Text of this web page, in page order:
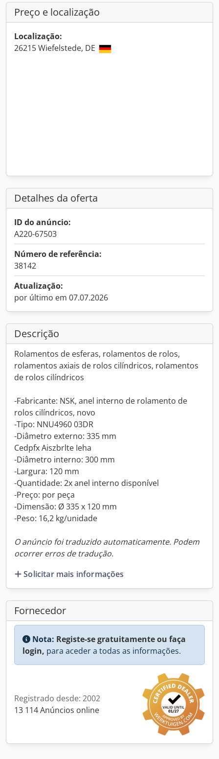
Preço e localização
Localização:
26215 Wiefelstede, DE
Detalhes da oferta
ID do anúncio:
A220-67503
Número de referência:
38142
Atualização:
por último em 07.07.2026
Descrição
Rolamentos de esferas, rolamentos de rolos,
rolamentos axiais de rolos cilíndricos, rolamentos
de rolos cilíndricos
-Fabricante: NSK, anel interno de rolamento de
rolos cilíndricos, novo
-Tipo: NNU4960 03DR
-Diâmetro externo: 335 mm
Cedpfx Aiszbrlte Ieha
-Diâmetro interno: 300 mm
-Largura: 120 mm
-Quantidade: 2x anel interno disponível
-Preço: por peça
-Dimensão: Ø 335 x 120 mm
-Peso: 16,2 kg/unidade
O anúncio foi traduzido automaticamente. Podem
ocorrer erros de tradução.
Solicitar mais informações
Fornecedor
Nota: Registe-se gratuitamente ou faça
login, para aceder a todas as informações.
Registrado desde: 2002
13 114 Anúncios online